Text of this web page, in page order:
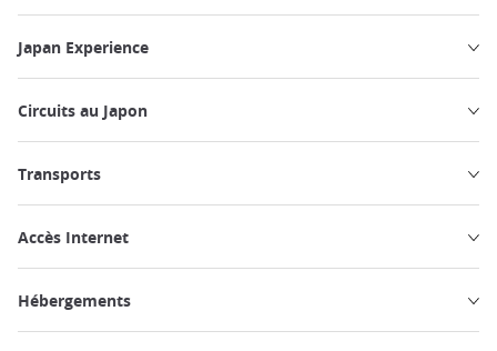
Japan Experience
Circuits au Japon
Transports
Accès Internet
Hébergements